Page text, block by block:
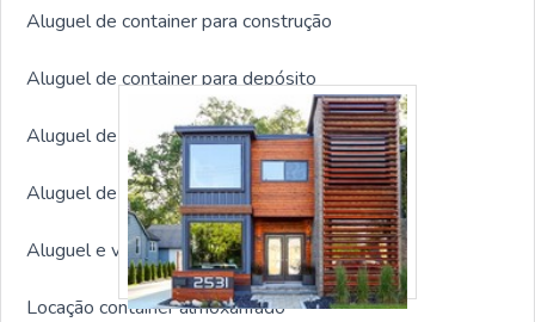
Aluguel de container para construção
Aluguel de container para depósito
Aluguel de container para eventos
Aluguel de container para stand
Aluguel e venda de containers
Locação container almoxarifado